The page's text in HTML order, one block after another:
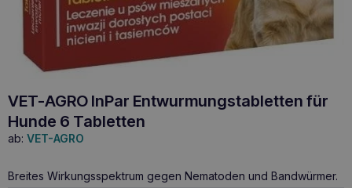
VET-AGRO InPar Entwurmungstabletten für
Hunde 6 Tabletten
ab: VET-AGRO
Breites Wirkungsspektrum gegen Nematoden und Bandwürmer.